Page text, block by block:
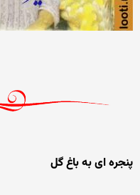
پنجره ای به باغ گل